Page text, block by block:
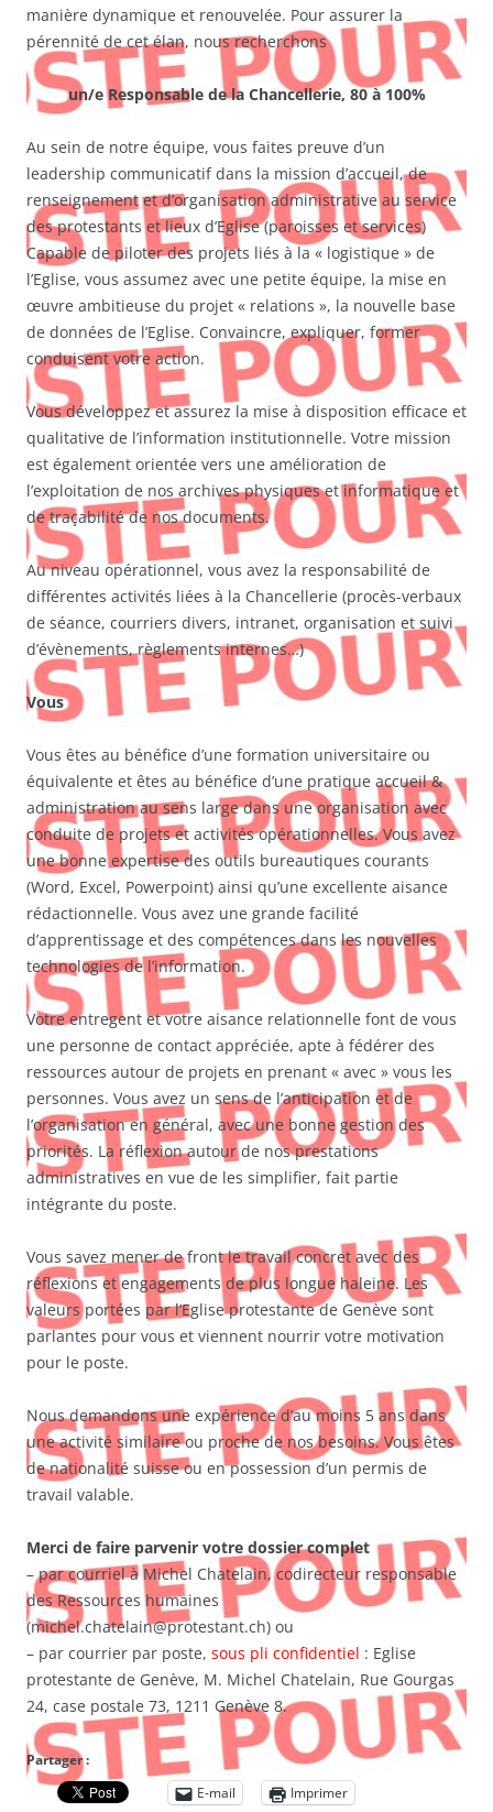
manière dynamique et renouvelée. Pour assurer la
pérennité de cet élan, nous recherchons
un/e Responsable de la Chancellerie, 80 à 100%
Au sein de notre équipe, vous faites preuve d’un
leadership communicatif dans la mission d’accueil, de
renseignement et d’organisation administrative au service
des protestants et lieux d’Eglise (paroisses et services)
Capable de piloter des projets liés à la « logistique » de
l’Eglise, vous assumez avec une petite équipe, la mise en
œuvre ambitieuse du projet « relations », la nouvelle base
de données de l’Eglise. Convaincre, expliquer, former
conduisent votre action.
Vous développez et assurez la mise à disposition efficace et
qualitative de l’information institutionnelle. Votre mission
est également orientée vers une amélioration de
l’exploitation de nos archives physiques et informatique et
de traçabilité de nos documents.
Au niveau opérationnel, vous avez la responsabilité de
différentes activités liées à la Chancellerie (procès-verbaux
de séance, courriers divers, intranet, organisation et suivi
d’évènements, règlements internes…)
Vous
Vous êtes au bénéfice d’une formation universitaire ou
équivalente et êtes au bénéfice d’une pratique accueil &
administration au sens large dans une organisation avec
conduite de projets et activités opérationnelles. Vous avez
une bonne expertise des outils bureautiques courants
(Word, Excel, Powerpoint) ainsi qu’une excellente aisance
rédactionnelle. Vous avez une grande facilité
d’apprentissage et des compétences dans les nouvelles
technologies de l’information.
Votre entregent et votre aisance relationnelle font de vous
une personne de contact appréciée, apte à fédérer des
ressources autour de projets en prenant « avec » vous les
personnes. Vous avez un sens de l’anticipation et de
l’organisation en général, avec une bonne gestion des
priorités. La réflexion autour de nos prestations
administratives en vue de les simplifier, fait partie
intégrante du poste.
Vous savez mener de front le travail concret avec des
réflexions et engagements de plus longue haleine. Les
valeurs portées par l’Eglise protestante de Genève sont
parlantes pour vous et viennent nourrir votre motivation
pour le poste.
Nous demandons une expérience d’au moins 5 ans dans
une activité similaire ou proche de nos besoins. Vous êtes
de nationalité suisse ou en possession d’un permis de
travail valable.
Merci de faire parvenir votre dossier complet
– par courriel à Michel Chatelain, codirecteur responsable
des Ressources humaines
(michel.chatelain@protestant.ch) ou
– par courrier par poste, sous pli confidentiel : Eglise
protestante de Genève, M. Michel Chatelain, Rue Gourgas
24, case postale 73, 1211 Genève 8.
Partager :
E-mail
Imprimer